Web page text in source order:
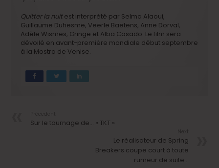
Quitter la nuitest interprété par Selma Alaoui,
Guillaume Duhesme, Veerle Baetens, Anne Dorval,
Adèle Wismes, Gringe et Alba Casado. Le film sera
dévoilé en avant-première mondiale début septembre
à la Mostra de Venise.
Sur le tournage de… « TKT »
Le réalisateur de Spring
Breakers coupe court à toute
rumeur de suite…